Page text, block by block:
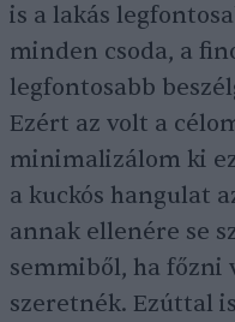
is a lakás
minden csoda, a
legfontosabb
Ezért az volt a
minimalizálom ki
a kuckós hangulat
annak ellenére se
semmiből, ha főzni
szeretnék. Ezúttal